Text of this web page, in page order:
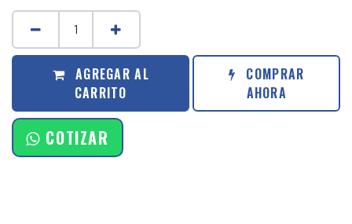
AGREGAR AL
CARRITO
COMPRAR
AHORA
COTIZAR